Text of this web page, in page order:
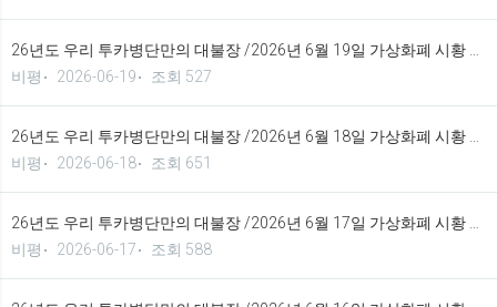
비평
2026-06-19 조회 527
비평
2026-06-18 조회 651
비평
2026-06-17 조회 588